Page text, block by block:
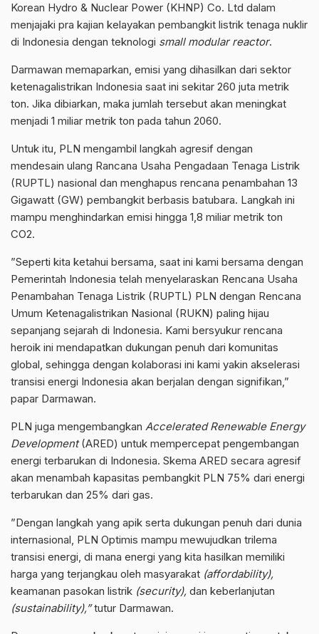
Korean Hydro & Nuclear Power (KHNP) Co. Ltd dalam
menjajaki pra kajian kelayakan pembangkit listrik tenaga nuklir
di Indonesia dengan teknologi small modular reactor.
Darmawan memaparkan, emisi yang dihasilkan dari sektor
ketenagalistrikan Indonesia saat ini sekitar 260 juta metrik
ton. Jika dibiarkan, maka jumlah tersebut akan meningkat
menjadi 1 miliar metrik ton pada tahun 2060.
Untuk itu, PLN mengambil langkah agresif dengan
mendesain ulang Rancana Usaha Pengadaan Tenaga Listrik
(RUPTL) nasional dan menghapus rencana penambahan 13
Gigawatt (GW) pembangkit berbasis batubara. Langkah ini
mampu menghindarkan emisi hingga 1,8 miliar metrik ton
CO2.
”Seperti kita ketahui bersama, saat ini kami bersama dengan
Pemerintah Indonesia telah menyelaraskan Rencana Usaha
Penambahan Tenaga Listrik (RUPTL) PLN dengan Rencana
Umum Ketenagalistrikan Nasional (RUKN) paling hijau
sepanjang sejarah di Indonesia. Kami bersyukur rencana
heroik ini mendapatkan dukungan penuh dari komunitas
global, sehingga dengan kolaborasi ini kami yakin akselerasi
transisi energi Indonesia akan berjalan dengan signifikan,”
papar Darmawan.
PLN juga mengembangkan Accelerated Renewable Energy
Development(ARED) untuk mempercepat pengembangan
energi terbarukan di Indonesia. Skema ARED secara agresif
akan menambah kapasitas pembangkit PLN 75% dari energi
terbarukan dan 25% dari gas.
”Dengan langkah yang apik serta dukungan penuh dari dunia
internasional, PLN Optimis mampu mewujudkan trilema
transisi energi, di mana energi yang kita hasilkan memiliki
harga yang terjangkau oleh masyarakat (affordability),
keamanan pasokan listrik (security), dan keberlanjutan
(sustainability),”tutur Darmawan.